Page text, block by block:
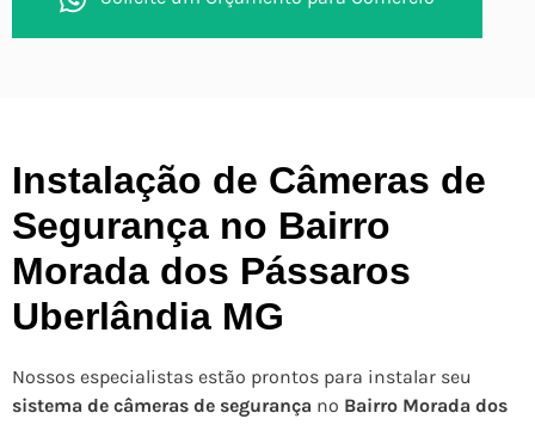
Instalação de Câmeras de
Segurança no Bairro
Morada dos Pássaros
Uberlândia MG
Nossos especialistas estão prontos para instalar seu
sistema de câmeras de segurança no Bairro Morada dos